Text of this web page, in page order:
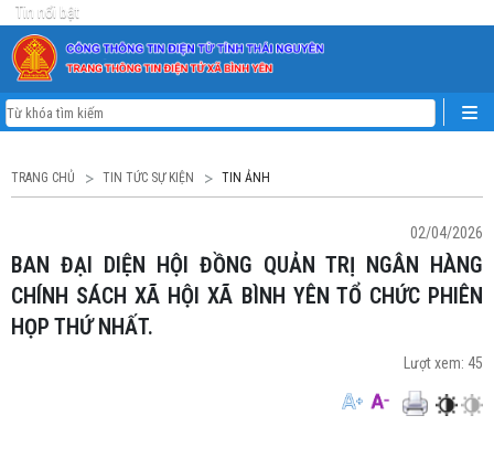
Tin nổi bật
TRANG CHỦ TIN TỨC SỰ KIỆN TIN ẢNH
02/04/2026
BAN ĐẠI DIỆN HỘI ĐỒNG QUẢN TRỊ NGÂN HÀNG
CHÍNH SÁCH XÃ HỘI XÃ BÌNH YÊN TỔ CHỨC PHIÊN
HỌP THỨ NHẤT.
Lượt xem: 45